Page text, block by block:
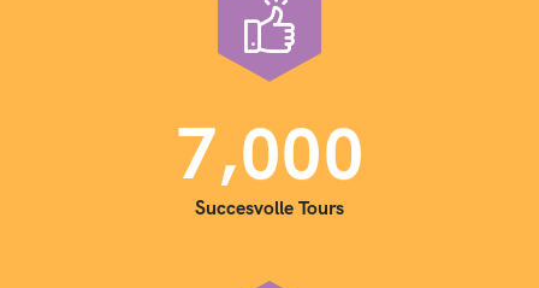
7,000
Succesvolle Tours